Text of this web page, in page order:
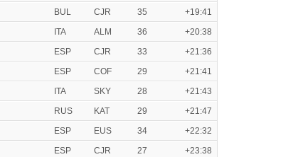
BUL CJR 35
+19:41
ITA ALM 36
+20:38
ESP CJR 33
+21:36
ESP COF 29
+21:41
ITA SKY 28
+21:43
RUS KAT 29
+21:47
ESP EUS 34
+22:32
ESP CJR 27
+23:38